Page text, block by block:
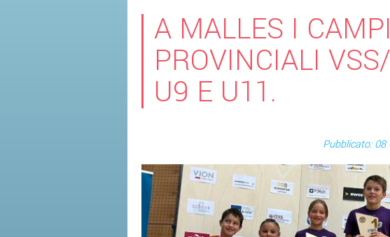
A MALLES I
PROVINCIALI
U9 E U11.
Pubblicato: